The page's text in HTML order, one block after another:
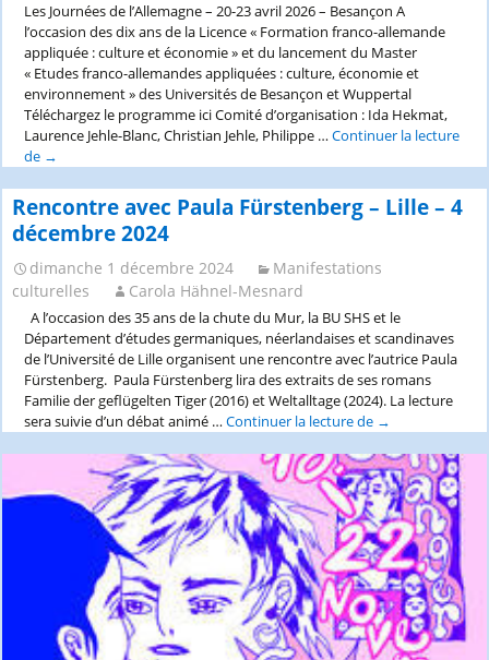
Les Journées de l’Allemagne – 20-23 avril 2026 – Besançon A
l’occasion des dix ans de la Licence « Formation franco-allemande
appliquée : culture et économie » et du lancement du Master
« Etudes franco-allemandes appliquées : culture, économie et
environnement » des Universités de Besançon et Wuppertal
Téléchargez le programme ici Comité d’organisation : Ida Hekmat,
Laurence Jehle-Blanc, Christian Jehle, Philippe …Continuer la lecture
de Les
l’Allemagne
:
avril
2026
–
Besançon
→
Rencontre avec Paula Fürstenberg – Lille – 4
décembre 2024
dimanche 1 décembre 2024
Manifestations
culturelles
Carola Hähnel-Mesnard
A l’occasion des 35 ans de la chute du Mur, la BU SHS et le
Département d’études germaniques, néerlandaises et scandinaves
de l’Université de Lille organisent une rencontre avec l’autrice Paula
Fürstenberg. Paula Fürstenberg lira des extraits de ses romans
Familie der geflügelten Tiger (2016) et Weltalltage (2024). La lecture
sera suivie d’un débat animé …Continuer la lecture de Rencontre
Paula
Fürstenberg
–
Lille
–
4
décembre
2024
→